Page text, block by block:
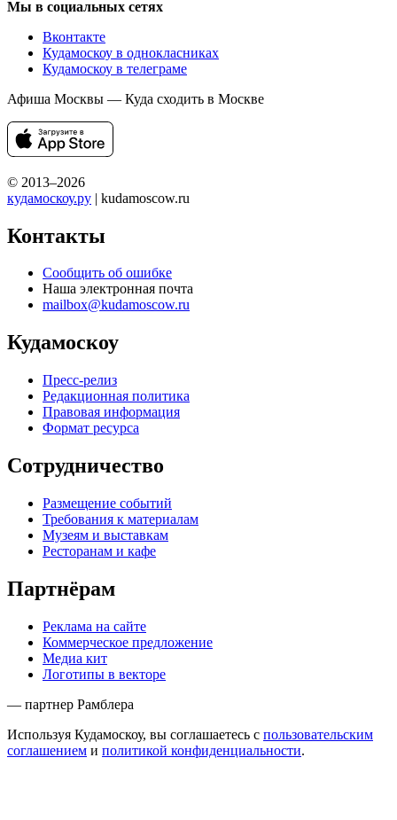
Мы в социальных сетях
Вконтакте
Кудамоскоу в однокласниках
Кудамоскоу в телеграме
Афиша Москвы — Куда сходить в Москве
© 2013–2026
кудамоскоу.ру | kudamoscow.ru
Контакты
Сообщить об ошибке
Наша электронная почта
mailbox@kudamoscow.ru
Кудамоскоу
Пресс-релиз
Редакционная политика
Правовая информация
Формат ресурса
Сотрудничество
Размещение событий
Требования к материалам
Музеям и выставкам
Ресторанам и кафе
Партнёрам
Реклама на сайте
Коммерческое предложение
Медиа кит
Логотипы в векторе
— партнер Рамблера
Используя Кудамоскоу, вы соглашаетесь с пользовательским
соглашением и политикой конфиденциальности.